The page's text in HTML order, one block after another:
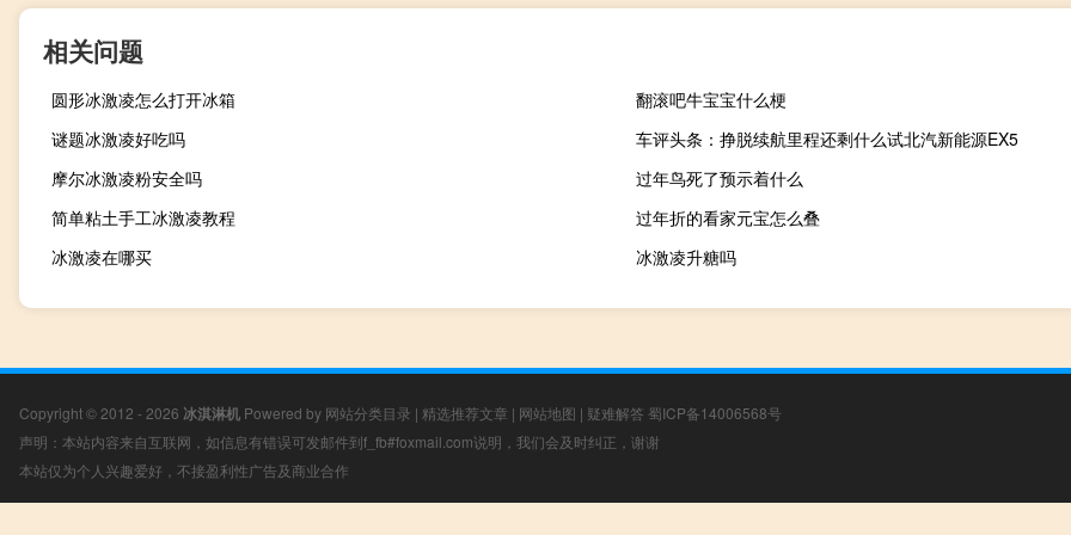
相关问题
圆形冰激凌怎么打开冰箱
翻滚吧牛宝宝什么梗
谜题冰激凌好吃吗
车评头条：挣脱续航里程还剩什么试北汽新能源EX5
摩尔冰激凌粉安全吗
过年鸟死了预示着什么
简单粘土手工冰激凌教程
过年折的看家元宝怎么叠
冰激凌在哪买
冰激凌升糖吗
Copyright © 2012 - 2026 冰淇淋机 Powered by 网站分类目录 | 精选推荐文章 | 网站地图 | 疑难解答 蜀ICP备14006568号
声明：本站内容来自互联网，如信息有错误可发邮件到f_fb#foxmail.com说明，我们会及时纠正，谢谢
本站仅为个人兴趣爱好，不接盈利性广告及商业合作